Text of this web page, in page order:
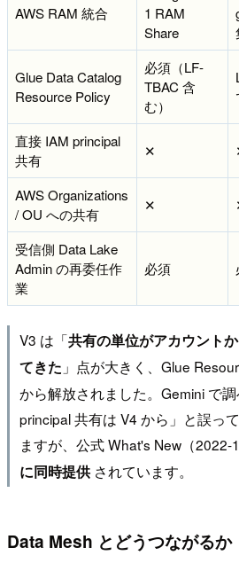
AWS RAM 統合
1 RAM
Share
Glue Data Catalog
Resource Policy
必須（LF-
TBAC 含
む）
直接 IAM principal
共有
✕
AWS Organizations
/ OU への共有
✕
受信側 Data Lake
Admin の再委任作
業
必須
V3 は「共有の単位がアカウント
てきた 」点が大きく、Glue
から解放されました。Gemini で
principal 共有は V4 から」と誤っ
ますが、公式 What's New（2022-
に同時提供されています。
Data Mesh とどうつながるか